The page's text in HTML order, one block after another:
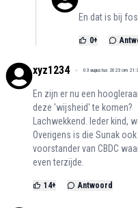
En dat is bij
0+
xyz1234 03 augustus 2023 om
En zijn er nu een
deze 'wijsheid' te komen?
Lachwekkend. Ieder kind,
Overigens is die Sunak
voorstander van CBDC
even terzijde.
14+ Antwoord